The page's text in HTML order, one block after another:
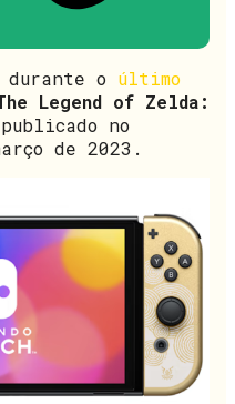
durante o último
Legend of Zelda:
no
de 2023.